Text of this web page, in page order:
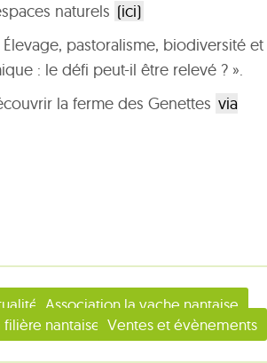
naturels (ici)
Élevage, pastoralisme, biodiversité et
: le défi peut-il être relevé ? ».
la ferme des Genettes via
Association la vache nantaise
filière nantaise Ventes et évènements